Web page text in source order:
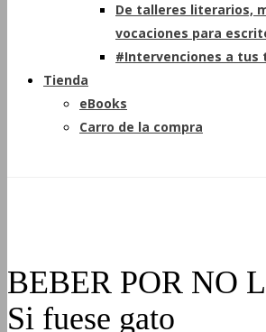
De talleres literarios,
vocaciones para
#Intervenciones a tus
Tienda
eBooks
Carro de la compra
BEBER POR NO
Si fuese gato